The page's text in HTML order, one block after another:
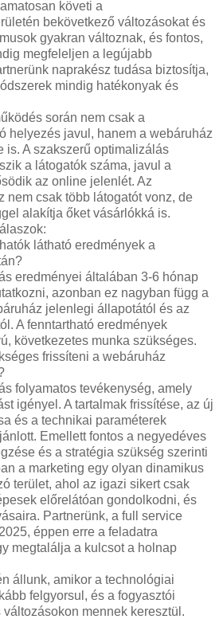
követi a
bekövetkező változásokat és
gyakran változnak, és fontos,
megfeleljen a legújabb
naprakész tudása biztosítja,
mindig hatékonyak és
során nem csak a
helyezés javul, hanem a webáruház
is. A szakszerű optimalizálás
a látogatók száma, javul a
az online jelenlét. Az
nem csak több látogatót vonz, de
alakítja őket vásárlókká is.
látható eredmények a
eredményei általában 3-6 hónap
azonban ez nagyban függ a
jelenlegi állapotától és az
A fenntartható eredmények
következetes munka szükséges.
frissíteni a webáruház
folyamatos tevékenység, amely
igényel. A tartalmak frissítése, az új
és a technikai paraméterek
Emellett fontos a negyedéves
és a stratégia szükség szerinti
a marketing egy olyan dinamikus
terület, ahol az igazi sikert csak
előrelátóan gondolkodni, és
Partnerünk, a full service
éppen erre a feladatra
megtalálja a kulcsot a holnap
állunk, amikor a technológiai
felgyorsul, és a fogyasztói
mennek keresztül.